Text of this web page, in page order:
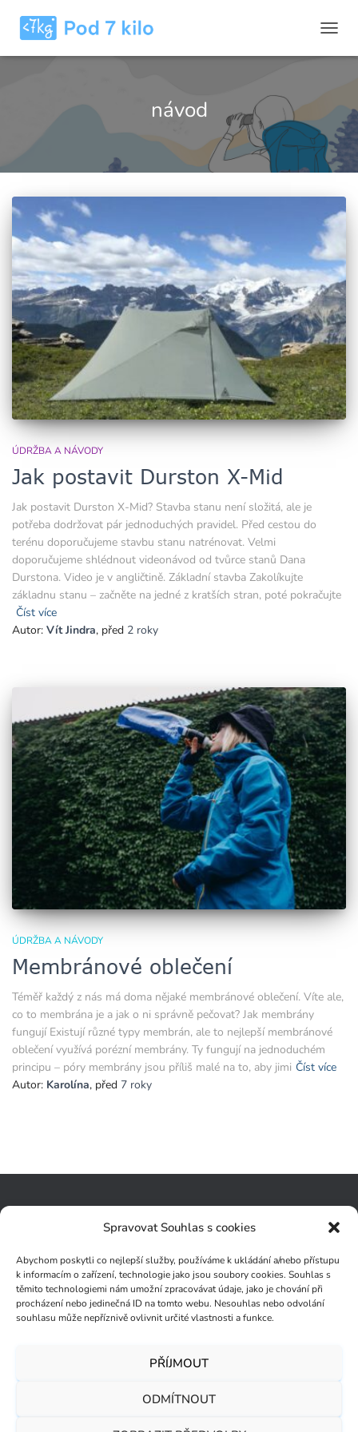
Spravovat Souhlas s cookies
Abychom poskytli co nejlepší služby, používáme k ukládání a/nebo přístupu
k informacím o zařízení, technologie jako jsou soubory cookies. Souhlas s
těmito technologiemi nám umožní zpracovávat údaje, jako je chování při
procházení nebo jedinečná ID na tomto webu. Nesouhlas nebo odvolání
souhlasu může nepříznivě ovlivnit určité vlastnosti a funkce.
PŘÍJMOUT
ODMÍTNOUT
návod
ÚDRŽBA A NÁVODY
Jak postavit Durston X-Mid
Jak postavit Durston X-Mid? Stavba stanu není složitá, ale je
potřeba dodržovat pár jednoduchých pravidel. Před cestou do
terénu doporučujeme stavbu stanu natrénovat. Velmi
doporučujeme shlédnout videonávod od tvůrce stanů Dana
Durstona. Video je v angličtině. Základní stavba Zakolíkujte
základnu stanu – začněte na jedné z kratších stran, poté pokračujte
Číst více
Autor: Vít Jindra, před 2 roky
ÚDRŽBA A NÁVODY
Membránové oblečení
Téměř každý z nás má doma nějaké membránové oblečení. Víte ale,
co to membrána je a jak o ni správně pečovat? Jak membrány
fungují Existují různé typy membrán, ale to nejlepší membránové
oblečení využívá porézní membrány. Ty fungují na jednoduchém
principu – póry membrány jsou příliš malé na to, aby jimi Číst více
Autor: Karolína, před 7 roky
ZÁSADY OCHRANY OSOBNÍCH ÚDAJŮ
ZÁSADY COOKIES (EU)